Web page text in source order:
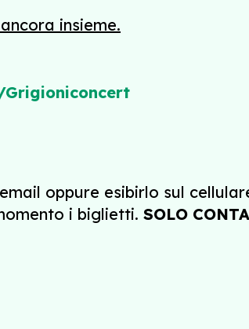
insieme.
oppure esibirlo sul
i biglietti. SOLO